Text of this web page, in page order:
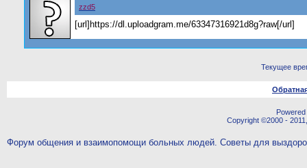
zzd5
[url]https://dl.uploadgram.me/63347316921d8g?raw[/url]
Текущее
Copyright ©2000 -
Форум общения и взаимопомощи больных людей. Советы для